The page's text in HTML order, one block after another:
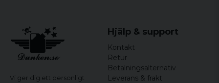
Vi ger dig ett personligt
Hjälp & support
Kontakt
Retur
Betalningsalternativ
Leverans & frakt